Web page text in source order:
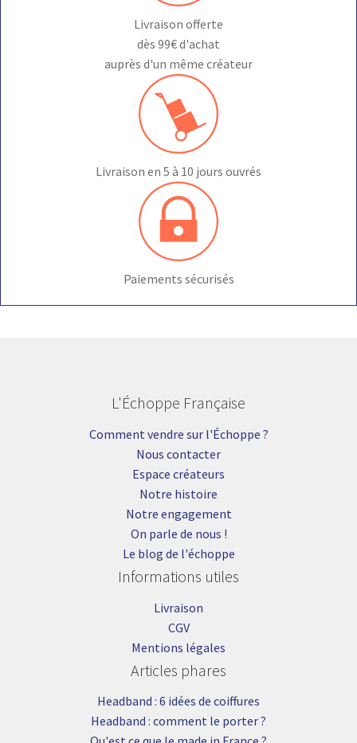
Livraison offerte
dès 99€ d'achat
auprès d'un même créateur
Livraison en 5 à 10 jours ouvrés
Paiements sécurisés
L'Échoppe Française
Comment vendre sur l'Échoppe ?
Nous contacter
Espace créateurs
Notre histoire
Notre engagement
On parle de nous !
Le blog de l'échoppe
Informations utiles
Livraison
CGV
Mentions légales
Articles phares
Headband : 6 idées de coiffures
Headband : comment le porter ?